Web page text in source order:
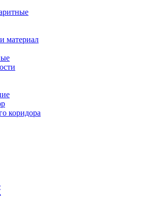
материал
коридора